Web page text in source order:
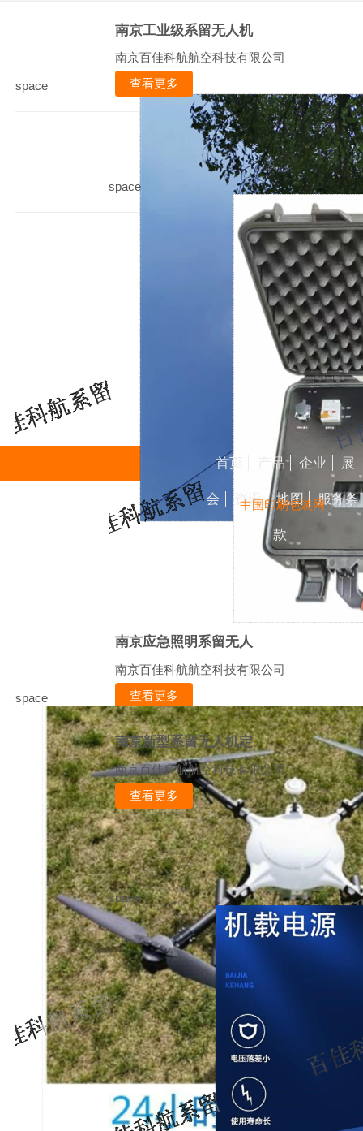
space
南京工业级系留无人机
南京百佳科航航空科技有限公司
查看更多
space
南京应急照明系留无人
南京百佳科航航空科技有限公司
查看更多
space
南京新型系留无人机定
南京百佳科航航空科技有限公司
查看更多
space
首页 产品 企业 展
会 资讯 地图 服务条
款
中国印刷包装网